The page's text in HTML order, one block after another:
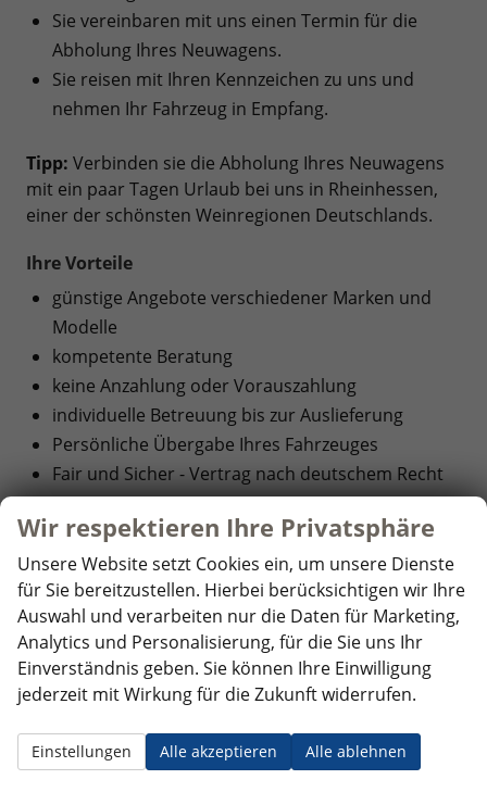
Sie vereinbaren mit uns einen Termin für die
Abholung Ihres Neuwagens.
Sie reisen mit Ihren Kennzeichen zu uns und
nehmen Ihr Fahrzeug in Empfang.
Tipp: Verbinden sie die Abholung Ihres Neuwagens
mit ein paar Tagen Urlaub bei uns in Rheinhessen,
einer der schönsten Weinregionen Deutschlands.
Ihre Vorteile
günstige Angebote verschiedener Marken und
Modelle
kompetente Beratung
keine Anzahlung oder Vorauszahlung
individuelle Betreuung bis zur Auslieferung
Persönliche Übergabe Ihres Fahrzeuges
Fair und Sicher - Vertrag nach deutschem Recht
Hersteller
Audi(51)
Alle
Fahrzeuge
Audi
anzeigen
BYD(3)
Alle
von
Citroen(32)
Alle
Fahrzeuge
Cupra(185)
Alle
Wir respektieren Ihre Privatsphäre
Unsere Website setzt Cookies ein, um unsere Dienste
für Sie bereitzustellen. Hierbei berücksichtigen wir Ihre
Auswahl und verarbeiten nur die Daten für Marketing,
Analytics und Personalisierung, für die Sie uns Ihr
Einverständnis geben. Sie können Ihre Einwilligung
jederzeit mit Wirkung für die Zukunft widerrufen.
Alle akzeptieren Alle ablehnen
Einstellungen